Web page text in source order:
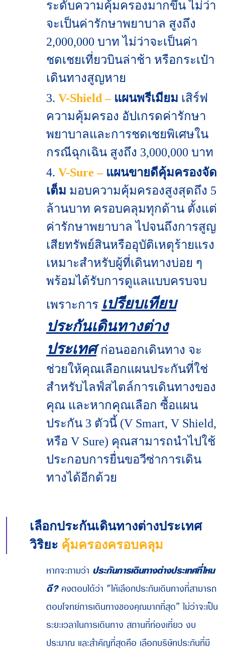
ระดับความคุ้มครองมากขึ้น ไม่ว่า
จะเป็นค่ารักษาพยาบาล สูงถึง
2,000,000 บาท ไม่ว่าจะเป็นค่า
ชดเชยเที่ยวบินล่าช้า หรือกระเป๋า
เดินทางสูญหาย
3. V-Shield – แผนพรีเมียม เสิร์ฟ
ความคุ้มครอง อัปเกรดค่ารักษา
พยาบาลและการชดเชยพิเศษใน
กรณีฉุกเฉิน สูงถึง 3,000,000 บาท
4. V-Sure – แผนขายดีคุ้มครองจัด
เต็ม มอบความคุ้มครองสูงสุดถึง 5
ล้านบาท ครอบคลุมทุกด้าน ตั้งแต่
ค่ารักษาพยาบาล ไปจนถึงการสูญ
เสียทรัพย์สินหรืออุบัติเหตุร้ายแรง
เหมาะสำหรับผู้ที่เดินทางบ่อย ๆ
พร้อมได้รับการดูแลแบบครบจบ
เพราะการ เปรียบเทียบ
ประกันเดินทางต่าง
ประเทศ ก่อนออกเดินทาง จะ
ช่วยให้คุณเลือกแผนประกันที่ใช่
สำหรับไลฟ์สไตล์การเดินทางของ
คุณ และหากคุณเลือก ซื้อแผน
ประกัน 3 ตัวนี้ (V Smart, V Shield,
หรือ V Sure) คุณสามารถนำไปใช้
ประกอบการยื่นขอวีซ่าการเดิน
ทางได้อีกด้วย
เลือกประกันเดินทางต่างประเทศ
วิริยะ คุ้มครองครอบคลุม
หากจะถามว่า ประกันการเดินทางต่างประเทศที่ไหน
ดี?คงตอบได้ว่า "ให้เลือกประกันเดินทางที่สามารถ
ตอบโจทย์การเดินทางของคุณมากที่สุด” ไม่ว่าจะเป็น
ระยะเวลาในการเดินทาง สถานที่ท่องเที่ยว งบ
ประมาณ และสำคัญที่สุดคือ เลือกบริษัทประกันที่มี